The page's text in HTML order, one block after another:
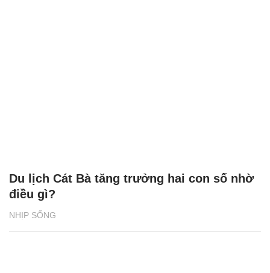
NHỊP SỐNG
Du lịch Cát Bà tăng trưởng hai con số nhờ
điều gì?